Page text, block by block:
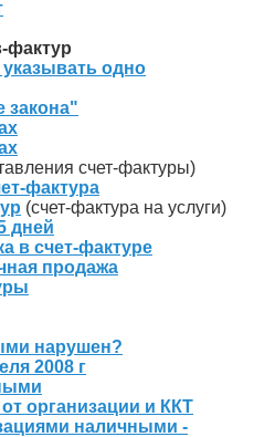
фактур
одно
закона"
счет-фактуры)
фактура
(счет-фактура на услуги)
дней
в счет-фактуре
продажа
нарушен?
2008 г
организации и ККТ
наличными -